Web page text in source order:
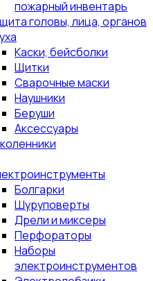
пожарный инвентарь
головы, лица, органов
Каски, бейсболки
Щитки
Сварочные маски
Наушники
Беруши
Аксессуары
Болгарки
Шуруповерты
Дрели и миксеры
Перфораторы
Наборы
электроинструментов